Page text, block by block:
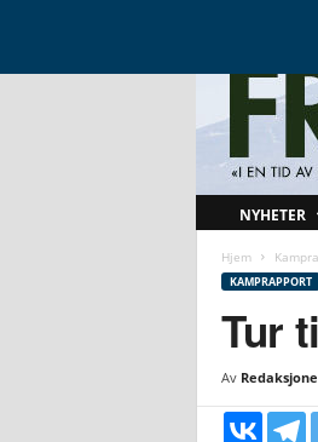
r
a
NYHETER
Hjem
KAMPRAPPORT
Tur
Av